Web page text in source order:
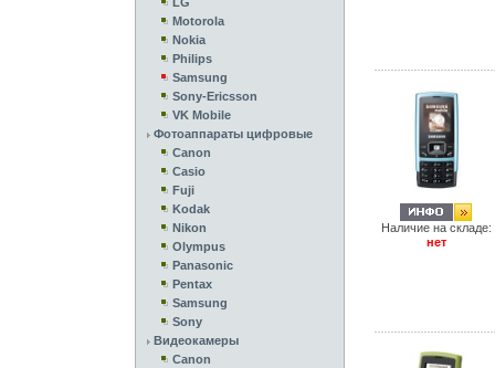
Motorola
Nokia
Philips
Samsung
Sony-Ericsson
VK Mobile
Фотоаппараты цифровые
Canon
Casio
Fuji
Kodak
Nikon
Olympus
Panasonic
Pentax
Samsung
Sony
Видеокамеры
Canon
Наличие на складе:
нет